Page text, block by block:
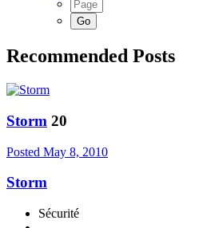
Recommended Posts
Storm 20
Posted May 8, 2010
Storm
Sécurité